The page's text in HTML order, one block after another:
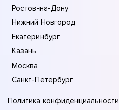
Ростов-на-Дону
Нижний Новгород
Екатеринбург
Казань
Москва
Санкт-Петербург
Политика конфиденциальности